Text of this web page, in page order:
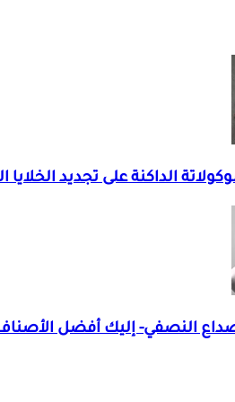
الداكنة على تجديد الخلايا
النصفي- إليك أفضل